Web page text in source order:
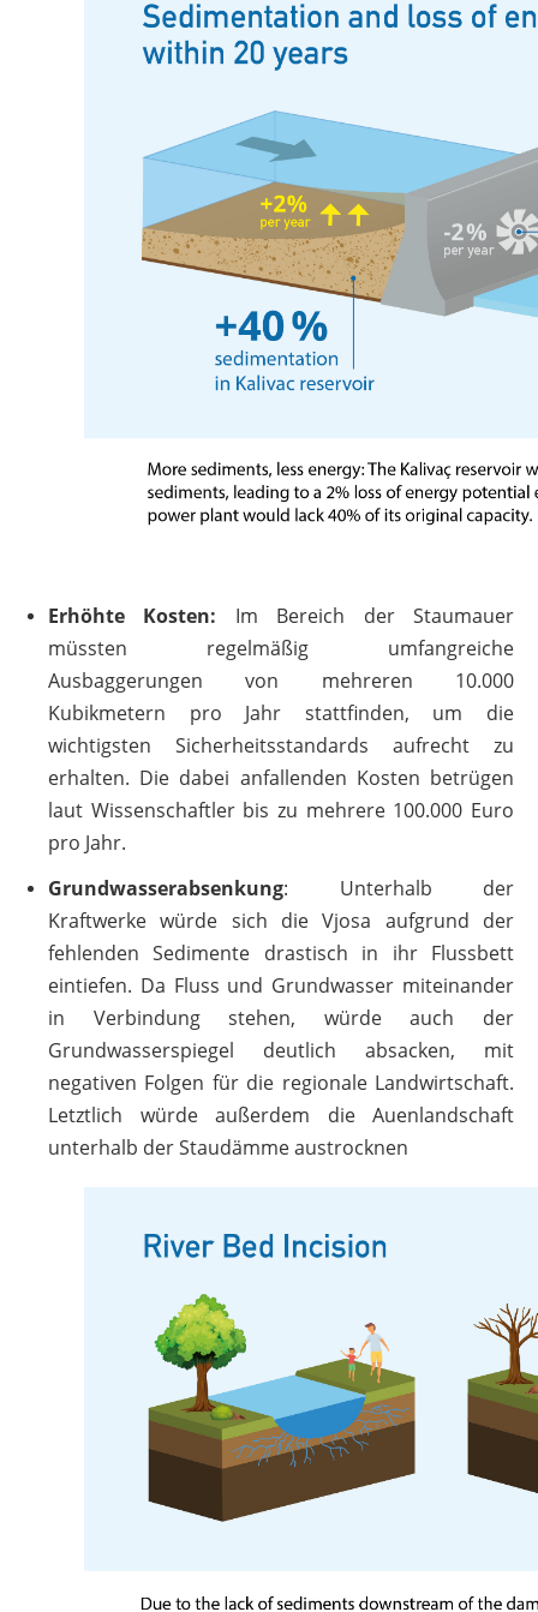
Erhöhte Kosten: Im Bereich der Staumauer
müssten regelmäßig umfangreiche
Ausbaggerungen von mehreren 10.000
Kubikmetern pro Jahr stattfinden, um die
wichtigsten Sicherheitsstandards aufrecht zu
erhalten. Die dabei anfallenden Kosten betrügen
laut Wissenschaftler bis zu mehrere 100.000 Euro
pro Jahr.
Grundwasserabsenkung: Unterhalb der
Kraftwerke würde sich die Vjosa aufgrund der
fehlenden Sedimente drastisch in ihr Flussbett
eintiefen. Da Fluss und Grundwasser miteinander
in Verbindung stehen, würde auch der
Grundwasserspiegel deutlich absacken, mit
negativen Folgen für die regionale Landwirtschaft.
Letztlich würde außerdem die Auenlandschaft
unterhalb der Staudämme austrocknen